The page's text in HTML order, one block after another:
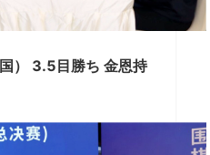
） 3.5目勝ち 金恩持